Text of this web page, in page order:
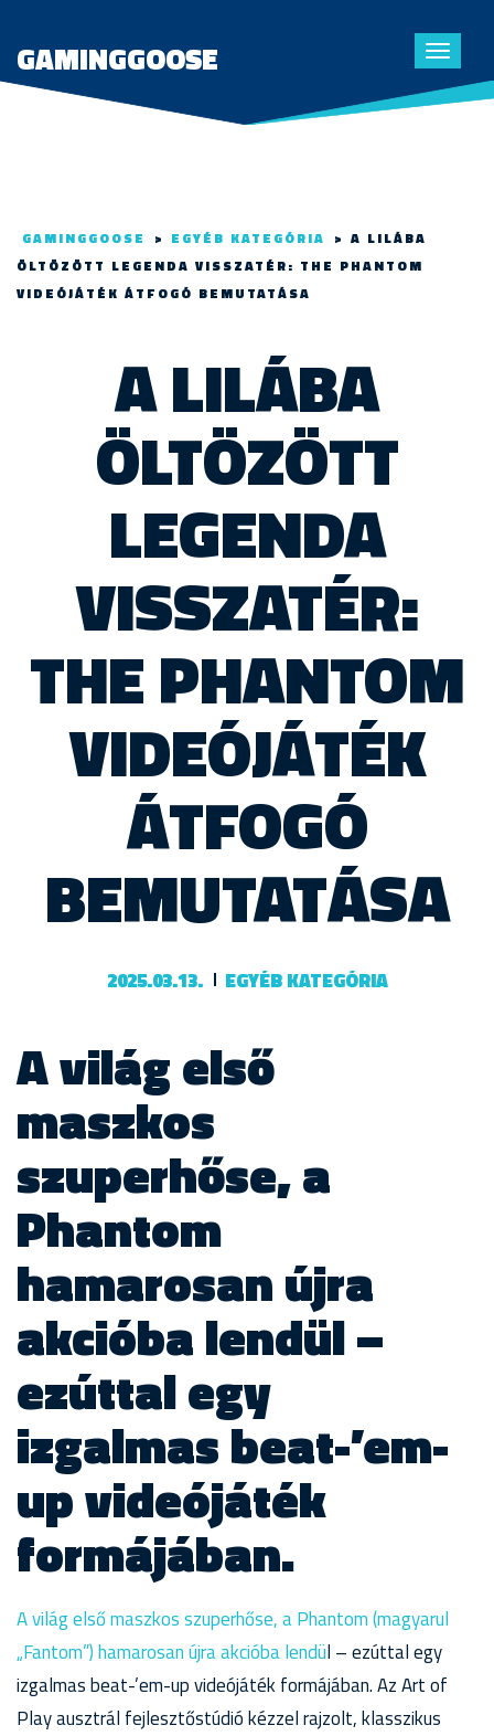
Toggle
GAMINGGOOSE
GAMINGGOOSE > EGYÉB KATEGÓRIA > A LILÁBA
ÖLTÖZÖTT LEGENDA VISSZATÉR: THE PHANTOM
VIDEÓJÁTÉK ÁTFOGÓ BEMUTATÁSA
A LILÁBA
ÖLTÖZÖTT
LEGENDA
VISSZATÉR:
THE PHANTOM
VIDEÓJÁTÉK
ÁTFOGÓ
BEMUTATÁSA
2025.03.13. EGYÉB KATEGÓRIA
A világ első
maszkos
szuperhőse, a
Phantom
hamarosan újra
akcióba lendül –
ezúttal egy
izgalmas beat-’em-
up videójáték
formájában.
A világ első maszkos szuperhőse, a Phantom (magyarul
„Fantom”) hamarosan újra akcióba lendül – ezúttal egy
izgalmas beat-’em-up videójáték formájában. Az Art of
Play ausztrál fejlesztőstúdió kézzel rajzolt, klasszikus